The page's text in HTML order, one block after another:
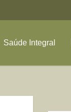
Saúde Integral